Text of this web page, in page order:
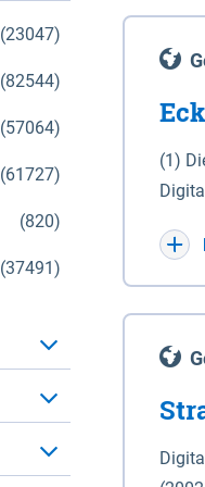
(23047)
(82544)
(57064)
(61727)
(820)
(37491)
(1)
WGS
für
der in